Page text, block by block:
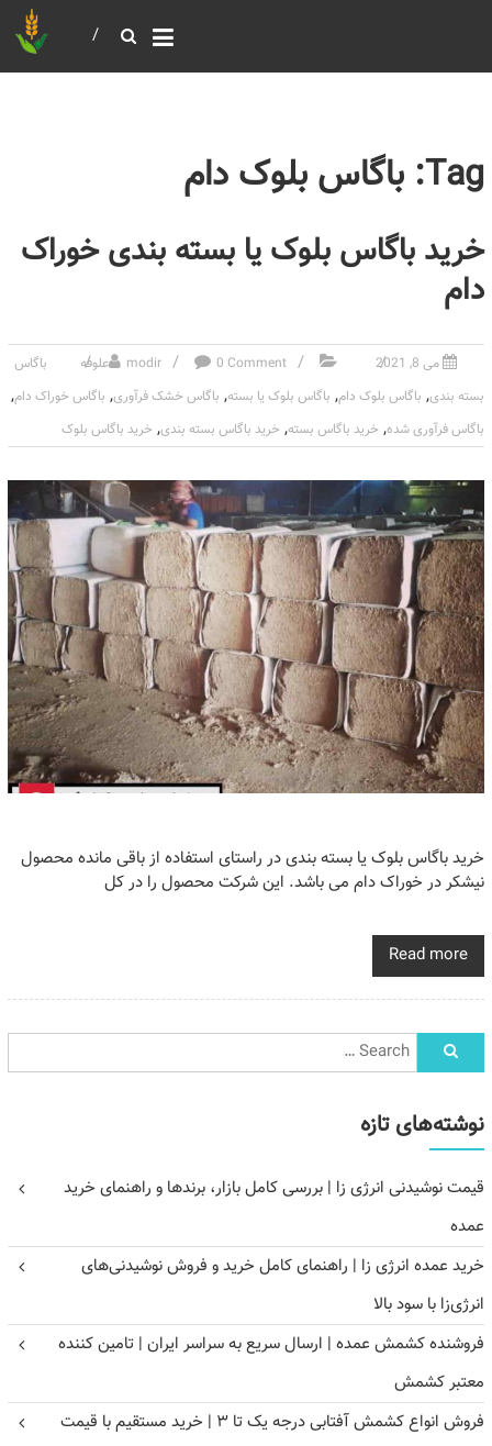
Tag: باگاس بلوک دام
خرید باگاس بلوک یا بسته بندی خوراک
دام
می 8, 2021 modir 0 Comment علوفه
باگاس
بسته بندی, باگاس بلوک دام, باگاس بلوک یا بسته, باگاس خشک فرآوری, باگاس خوراک دام,
باگاس فرآوری شده, خرید باگاس بسته, خرید باگاس بسته بندی, خرید باگاس بلوک
خرید باگاس بلوک یا بسته بندی در راستای استفاده از باقی مانده محصول
نیشکر در خوراک دام می باشد. این شرکت محصول را در کل
Read more
نوشته‌های تازه
قیمت نوشیدنی انرژی زا | بررسی کامل بازار، برندها و راهنمای خرید
عمده
خرید عمده انرژی زا | راهنمای کامل خرید و فروش نوشیدنی‌های
انرژی‌زا با سود بالا
فروشنده کشمش عمده | ارسال سریع به سراسر ایران | تامین کننده
معتبر کشمش
فروش انواع کشمش آفتابی درجه یک تا ۳ | خرید مستقیم با قیمت